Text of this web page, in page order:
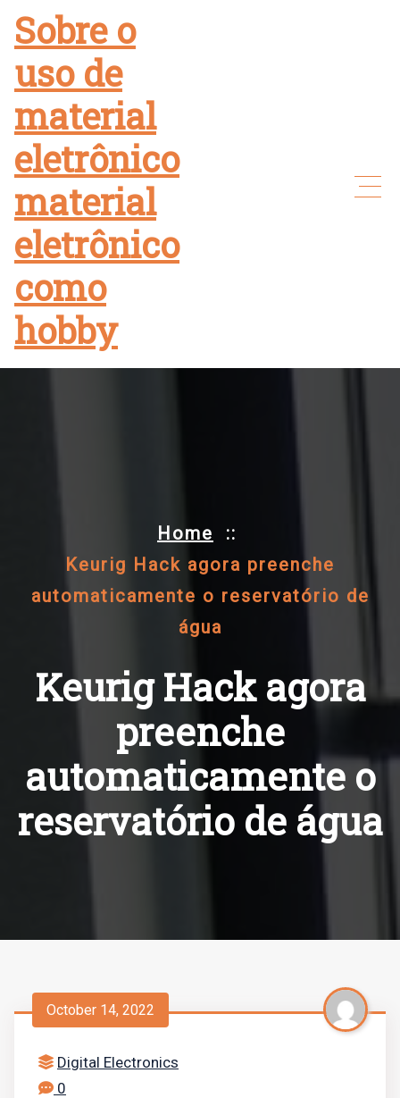
content
Sobre o
uso de
material
eletrônico
material
eletrônico
como
hobby
Home ::
Keurig Hack agora preenche
automaticamente o reservatório de
água
Keurig Hack agora
preenche
automaticamente o
reservatório de água
October 14, 2022
Digital Electronics
0